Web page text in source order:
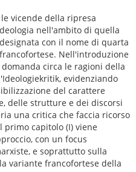
vicende della ripresa
nell'ambito di quella
con il nome di quarta
Nell'introduzione
circa le ragioni della
evidenziando
del carattere
delle strutture e dei discorsi
una critica che faccia ricorso
primo capitolo (I) viene
con un focus
e soprattutto sulla
variante francofortese della